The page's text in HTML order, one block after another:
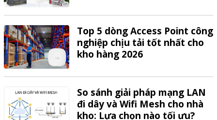
Top 5 dòng Access Point công
nghiệp chịu tải tốt nhất cho
kho hàng 2026
So sánh giải pháp mạng LAN
đi dây và Wifi Mesh cho nhà
kho: Lựa chọn nào tối ưu?